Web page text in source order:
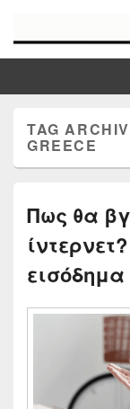
Τα καλύτερα Reviews
TAG
GREECE
Πως θα
εισόδημα